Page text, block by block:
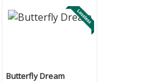
Butterfly Dream